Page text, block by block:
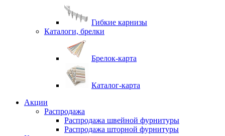
Гибкие карнизы
Каталоги, брелки
Брелок-карта
Каталог-карта
Акции
Распродажа
Распродажа швейной фурнитуры
Распродажа шторной фурнитуры